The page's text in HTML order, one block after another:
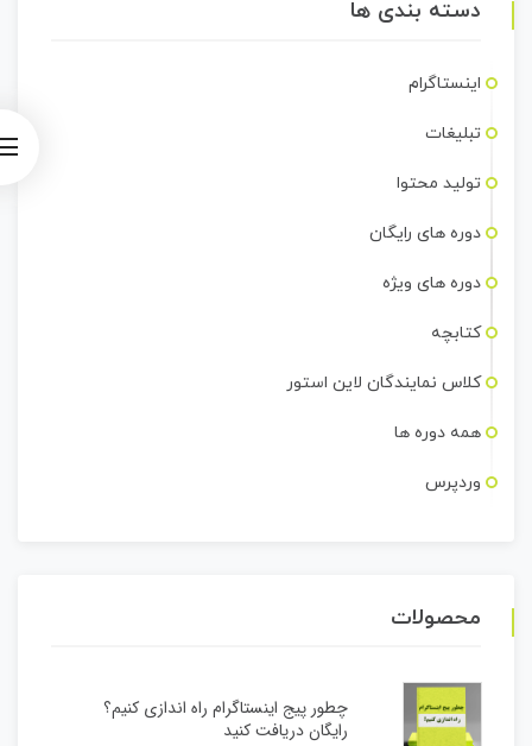
دسته بندی ها
اینستاگرام
تبلیغات
تولید محتوا
دوره های رایگان
دوره های ویژه
کتابچه
کلاس نمایندگان لاین استور
همه دوره ها
وردپرس
محصولات
چطور پیج اینستاگرام راه اندازی کنیم؟
رایگان دریافت کنید